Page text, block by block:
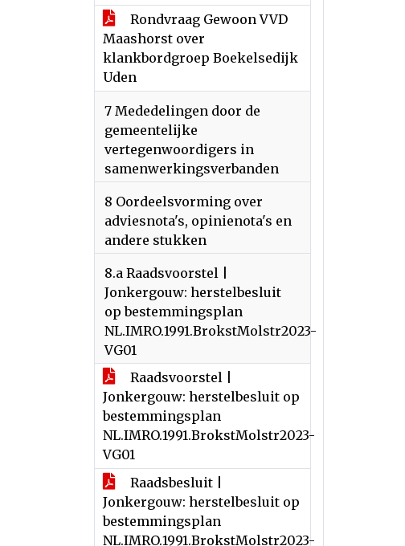
Rondvraag Gewoon VVD
Maashorst over
klankbordgroep Boekelsedijk
Uden
7 Mededelingen door de
gemeentelijke
vertegenwoordigers in
samenwerkingsverbanden
8 Oordeelsvorming over
adviesnota's, opinienota's en
andere stukken
8.a Raadsvoorstel |
Jonkergouw: herstelbesluit
op bestemmingsplan
NL.IMRO.1991.BrokstMolstr2023-
VG01
Raadsvoorstel |
Jonkergouw: herstelbesluit op
bestemmingsplan
NL.IMRO.1991.BrokstMolstr2023-
VG01
Raadsbesluit |
Jonkergouw: herstelbesluit op
bestemmingsplan
NL.IMRO.1991.BrokstMolstr2023-